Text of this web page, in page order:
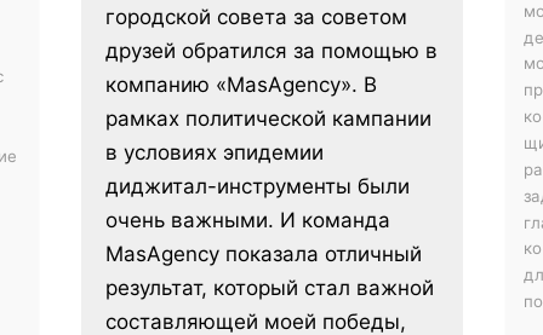
городской совета за советом
друзей обратился за помощью в
компанию «MasAgency». В
рамках политической кампании
в условиях эпидемии
диджитал-инструменты были
очень важными. И команда
MasAgency показала отличный
результат, который стал важной
составляющей моей победы,